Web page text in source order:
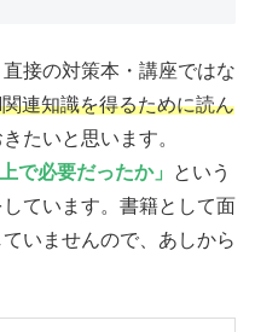
接の対策本・講座ではな
連知識を得るために読ん
たいと思います。
で必要だったか」
という
ています。書籍として面
いませんので、あしから